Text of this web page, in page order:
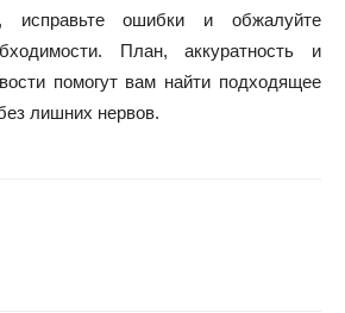
исправьте ошибки и обжалуйте
План, аккуратность и
помогут вам найти подходящее
лишних нервов.